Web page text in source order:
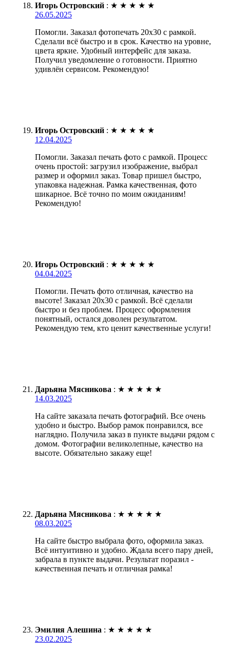
Игорь Островский : ★ ★ ★ ★ ★
26.05.2025
Помогли. Заказал фотопечать 20х30 с рамкой.
Сделали всё быстро и в срок. Качество на уровне,
цвета яркие. Удобный интерфейс для заказа.
Получил уведомление о готовности. Приятно
удивлён сервисом. Рекомендую!
Игорь Островский : ★ ★ ★ ★ ★
12.04.2025
Помогли. Заказал печать фото с рамкой. Процесс
очень простой: загрузил изображение, выбрал
размер и оформил заказ. Товар пришел быстро,
упаковка надежная. Рамка качественная, фото
шикарное. Всё точно по моим ожиданиям!
Рекомендую!
Игорь Островский : ★ ★ ★ ★ ★
04.04.2025
Помогли. Печать фото отличная, качество на
высоте! Заказал 20х30 с рамкой. Всё сделали
быстро и без проблем. Процесс оформления
понятный, остался доволен результатом.
Рекомендую тем, кто ценит качественные услуги!
Дарьяна Мясникова : ★ ★ ★ ★ ★
14.03.2025
На сайте заказала печать фотографий. Все очень
удобно и быстро. Выбор рамок понравился, все
наглядно. Получила заказ в пункте выдачи рядом с
домом. Фотографии великолепные, качество на
высоте. Обязательно закажу еще!
Дарьяна Мясникова : ★ ★ ★ ★ ★
08.03.2025
На сайте быстро выбрала фото, оформила заказ.
Всё интуитивно и удобно. Ждала всего пару дней,
забрала в пункте выдачи. Результат поразил -
качественная печать и отличная рамка!
Эмилия Алешина : ★ ★ ★ ★ ★
23.02.2025